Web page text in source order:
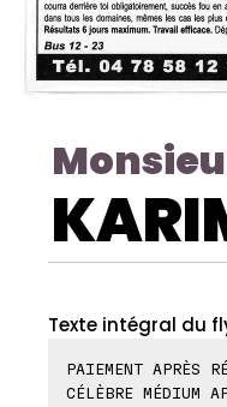
Texte intégral du
PAIEMENT APRÈS
CÉLÈBRE MÉDIUM